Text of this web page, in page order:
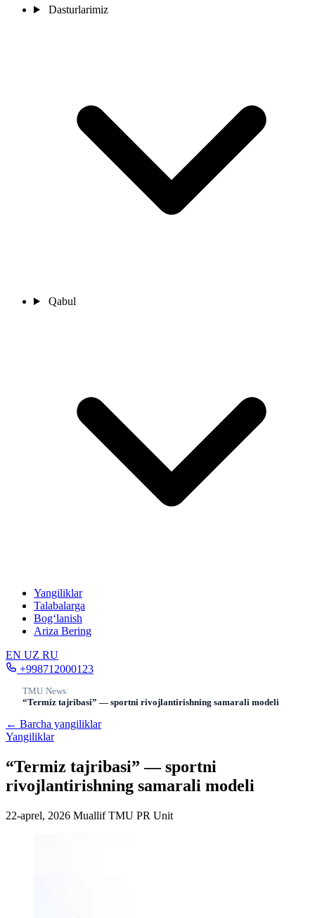
Dasturlarimiz
Qabul
Yangiliklar
Talabalarga
Bog‘lanish
Ariza Bering
EN UZ RU
+998712000123
TMU/News/
“Termiz tajribasi” — sportni rivojlantirishning samarali modeli
← Barcha yangiliklar
Yangiliklar
“Termiz tajribasi” — sportni
rivojlantirishning samarali modeli
22-aprel, 2026 MuallifTMU PR Unit